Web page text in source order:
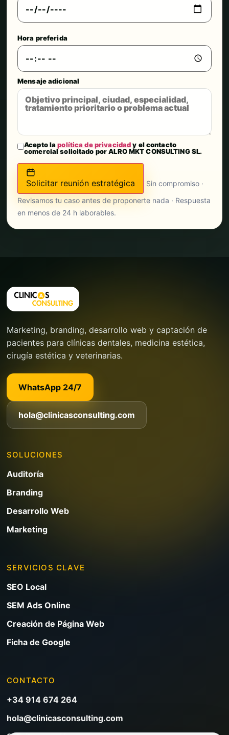
Hora preferida
Mensaje adicional
Acepto lapolítica de privacidady el contacto
comercial solicitado por ALRO MKT CONSULTING SL.
Solicitar reunión estratégica
Sin compromiso ·
Revisamos tu caso antes de proponerte nada · Respuesta
en menos de 24 h laborables.
Marketing, branding, desarrollo web y captación de
pacientes para clínicas dentales, medicina estética,
cirugía estética y veterinarias.
WhatsApp 24/7
hola@clinicasconsulting.com
SOLUCIONES
Auditoría
Branding
Desarrollo Web
Marketing
SERVICIOS CLAVE
SEO Local
SEM Ads Online
Creación de Página Web
Ficha de Google
CONTACTO
+34 914 674 264
hola@clinicasconsulting.com